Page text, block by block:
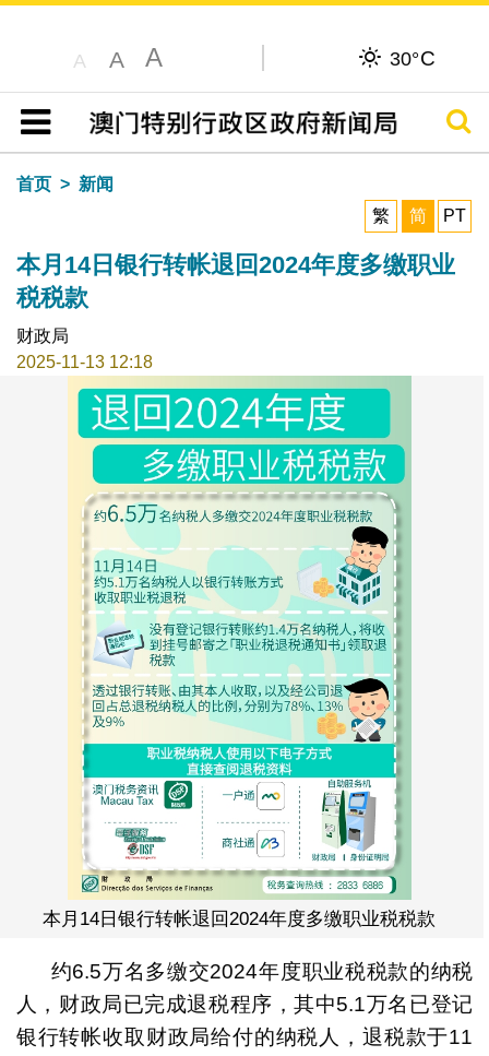
A A A 30°C
目录
搜寻
首页
新闻
繁
简 PT
本月14日银行转帐退回2024年度多缴职业
税税款
财政局
2025-11-13 12:18
本月14日银行转帐退回2024年度多缴职业税税款
约6.5万名多缴交2024年度职业税税款的纳税
人，财政局已完成退税程序，其中5.1万名已登记
银行转帐收取财政局给付的纳税人，退税款于11